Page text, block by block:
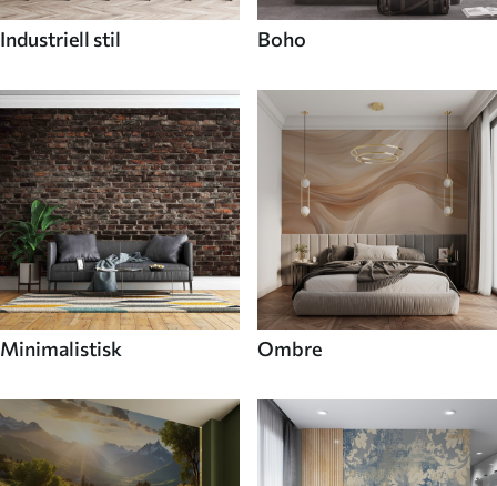
Industriell stil Boho
Minimalistisk Ombre